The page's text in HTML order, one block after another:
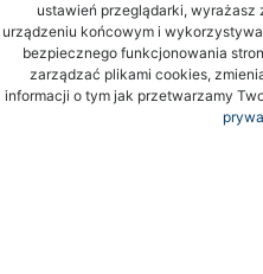
ustawień przeglądarki, wyrażasz
urządzeniu końcowym i
bezpiecznego funkcjonowania
zarządzać plikami cookies,
informacji o tym jak przetwarzamy